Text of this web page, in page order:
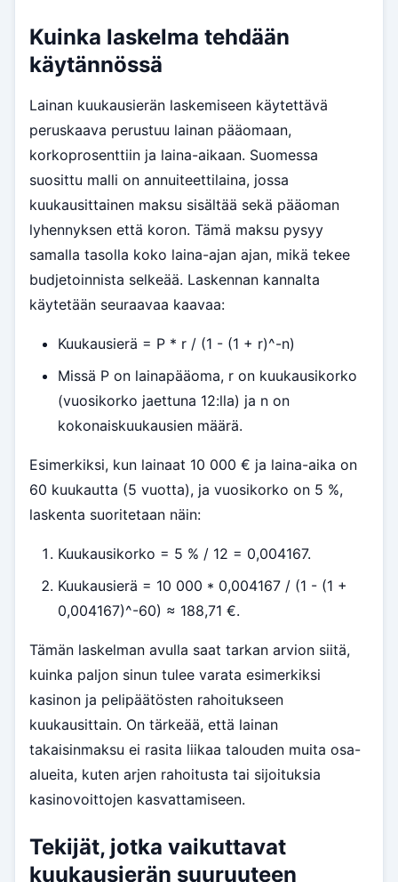
Kuinka laskelma tehdään
käytännössä
Lainan kuukausierän laskemiseen käytettävä
peruskaava perustuu lainan pääomaan,
korkoprosenttiin ja laina-aikaan. Suomessa
suosittu malli on annuiteettilaina, jossa
kuukausittainen maksu sisältää sekä pääoman
lyhennyksen että koron. Tämä maksu pysyy
samalla tasolla koko laina-ajan ajan, mikä tekee
budjetoinnista selkeää. Laskennan kannalta
käytetään seuraavaa kaavaa:
Kuukausierä = P * r / (1 - (1 + r)^-n)
Missä P on lainapääoma, r on kuukausikorko
(vuosikorko jaettuna 12:lla) ja n on
kokonaiskuukausien määrä.
Esimerkiksi, kun lainaat 10 000 € ja laina-aika on
60 kuukautta (5 vuotta), ja vuosikorko on 5 %,
laskenta suoritetaan näin:
Kuukausikorko = 5 % / 12 = 0,004167.
Kuukausierä = 10 000 * 0,004167 / (1 - (1 +
0,004167)^-60) ≈ 188,71 €.
Tämän laskelman avulla saat tarkan arvion siitä,
kuinka paljon sinun tulee varata esimerkiksi
kasinon ja pelipäätösten rahoitukseen
kuukausittain. On tärkeää, että lainan
takaisinmaksu ei rasita liikaa talouden muita osa-
alueita, kuten arjen rahoitusta tai sijoituksia
kasinovoittojen kasvattamiseen.
Tekijät, jotka vaikuttavat
kuukausierän suuruuteen